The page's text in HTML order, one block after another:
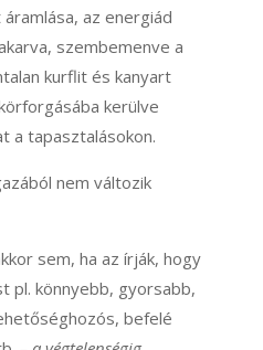
az energiád
szembemenve a
kurflit és kanyart
kerülve
a tapasztalásokon.
nem változik
sem, ha az írják, hogy
pl. könnyebb, gyorsabb,
befelé